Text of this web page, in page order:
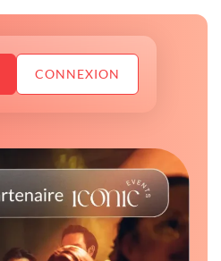
CONNEXION